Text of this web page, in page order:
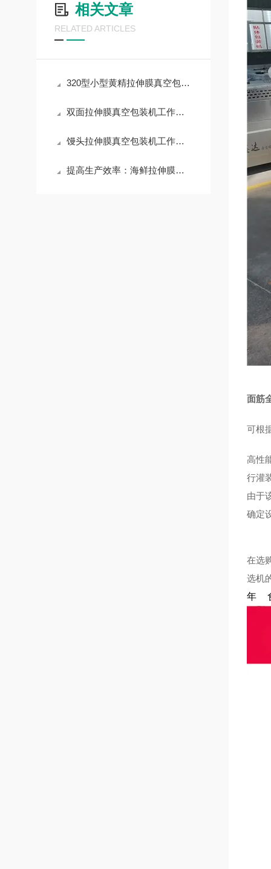
相关文章
RELATED ARTICLES
320型小型黄精拉伸膜真空包装机维护保养日常
双面拉伸膜真空包装机工作原理
馒头拉伸膜真空包装机工作原理
提高生产效率：海鲜拉伸膜真空包装机操作指南
面筋
可根
高性
行灌
由于
确定
在选
选机
年